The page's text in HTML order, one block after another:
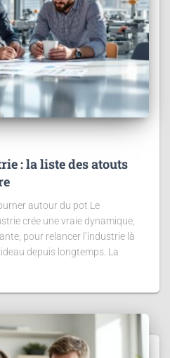
: la liste des atouts
autour du pot Le
crée une vraie dynamique,
pour relancer l’industrie là
depuis longtemps. La